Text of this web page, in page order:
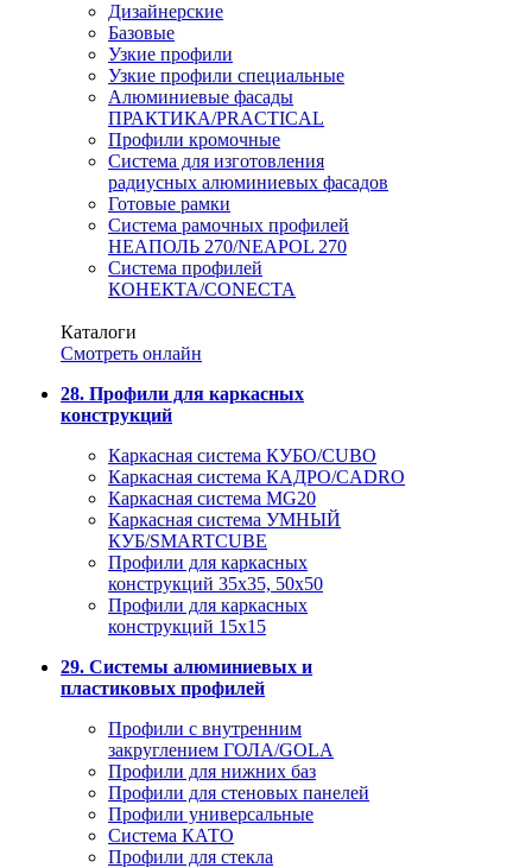
Дизайнерские
Базовые
Узкие профили
Узкие профили специальные
Алюминиевые фасады
ПРАКТИКА/PRACTICAL
Профили кромочные
Система для изготовления
радиусных алюминиевых фасадов
Готовые рамки
Система рамочных профилей
НЕАПОЛЬ 270/NEAPOL 270
Система профилей
КОНЕКТА/CONECTA
Каталоги
Смотреть онлайн
28. Профили для каркасных
конструкций
Каркасная система КУБО/CUBO
Каркасная система КАДРО/CADRO
Каркасная система MG20
Каркасная система УМНЫЙ
КУБ/SMARTCUBE
Профили для каркасных
конструкций 35x35, 50x50
Профили для каркасных
конструкций 15х15
29. Системы алюминиевых и
пластиковых профилей
Профили с внутренним
закруглением ГОЛА/GOLA
Профили для нижних баз
Профили для стеновых панелей
Профили универсальные
Система КАТО
Профили для стекла